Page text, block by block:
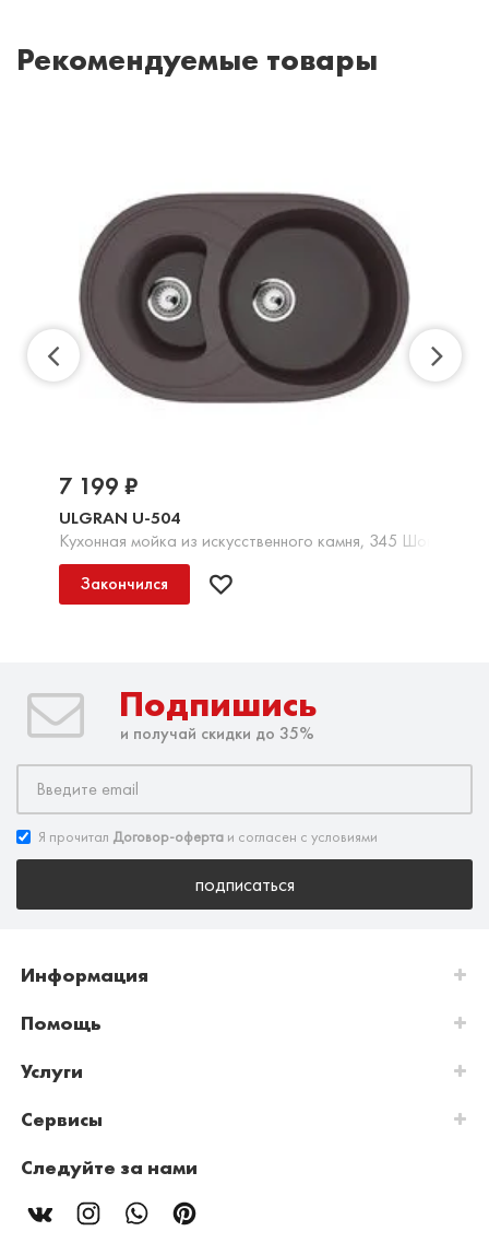
Рекомендуемые товары
ULGRAN U-504
Кухонная мойка из искусственного камня, 345 Шоколад
7 199 ₽
Закончился
Подпишись
и получай скидки до 35%
Я прочитал Договор-оферта и согласен с условиями
подписаться
Информация
Помощь
Услуги
Сервисы
Следуйте за нами